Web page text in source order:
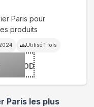
Paris pour
produits
Utilisé 1 fois
Paris les plus